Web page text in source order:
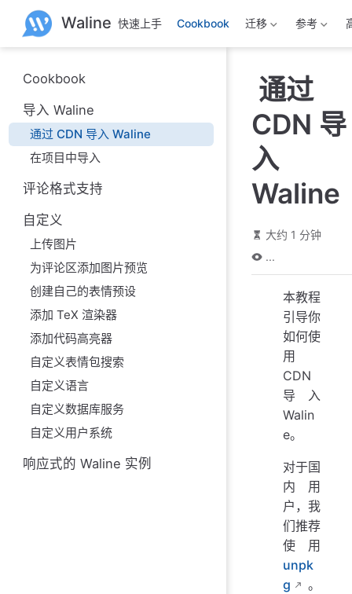
主
Waline 快速上手 Cookbook 迁移 参考
Cookbook
导入 Waline
通过 CDN 导入 Waline
在项目中导入
评论格式支持
自定义
上传图片
为评论区添加图片预览
创建自己的表情预设
添加 TeX 渲染器
添加代码高亮器
自定义表情包搜索
自定义语言
自定义数据库服务
自定义用户系统
响应式的 Waline 实例
通过
CDN 导
入
Waline
大约 1 分钟
...
本教程
引导你
如何使
用
CDN
导入
Walin
e。
对于国
内用
户，我
们推荐
使用
unpk
g
。